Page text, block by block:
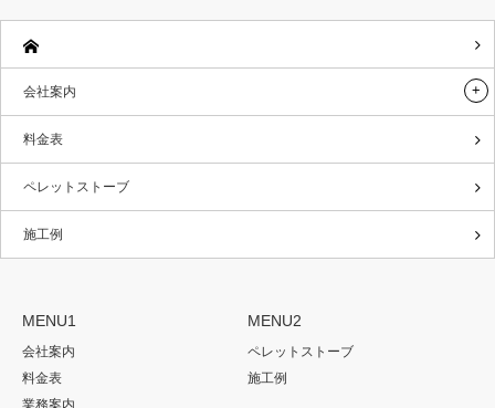
会社案内
料金表
ペレットストーブ
施工例
MENU1
会社案内
料金表
業務案内
MENU2
ペレットストーブ
施工例